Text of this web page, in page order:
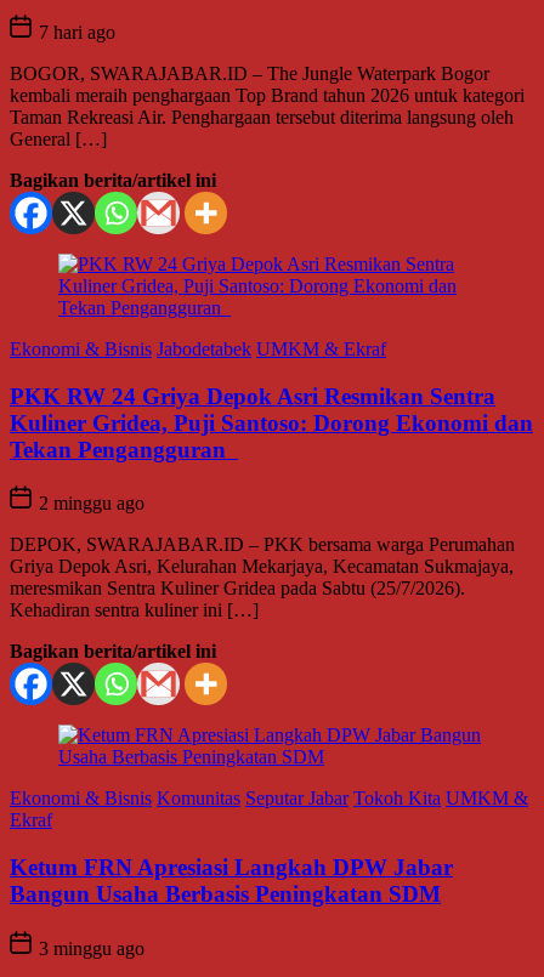
7 hari ago
BOGOR, SWARAJABAR.ID – The Jungle Waterpark Bogor
kembali meraih penghargaan Top Brand tahun 2026 untuk kategori
Taman Rekreasi Air. Penghargaan tersebut diterima langsung oleh
General […]
Bagikan berita/artikel ini
Ekonomi & Bisnis Jabodetabek UMKM & Ekraf
PKK RW 24 Griya Depok Asri Resmikan Sentra
Kuliner Gridea, Puji Santoso: Dorong Ekonomi dan
Tekan Pengangguran
2 minggu ago
DEPOK, SWARAJABAR.ID – PKK bersama warga Perumahan
Griya Depok Asri, Kelurahan Mekarjaya, Kecamatan Sukmajaya,
meresmikan Sentra Kuliner Gridea pada Sabtu (25/7/2026).
Kehadiran sentra kuliner ini […]
Bagikan berita/artikel ini
Ekonomi & Bisnis Komunitas Seputar Jabar Tokoh Kita UMKM &
Ekraf
Ketum FRN Apresiasi Langkah DPW Jabar
Bangun Usaha Berbasis Peningkatan SDM
3 minggu ago